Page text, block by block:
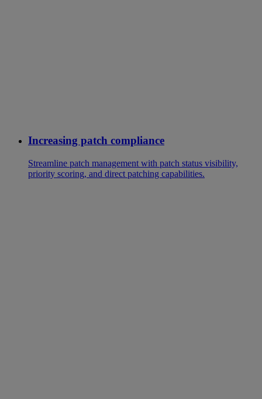
Increasing patch compliance
Streamline patch management with patch status visibility,
priority scoring, and direct patching capabilities.